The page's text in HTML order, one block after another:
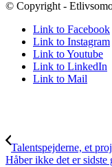
© Copyright -
Link to Facebook
Link to Instagram
Link to Youtube
Link to LinkedIn
Link to Mail
Talentspejderne, et
Håber ikke det er sidste